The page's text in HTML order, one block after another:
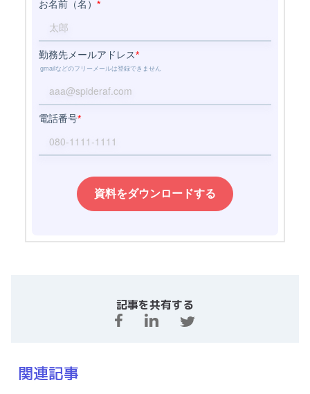
記事を共有する
関連記事